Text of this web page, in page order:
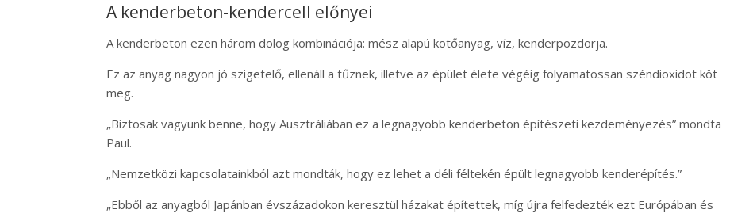
A kenderbeton-kendercell előnyei
A kenderbeton ezen három dolog kombinációja: mész alapú kötőanyag, víz, kenderpozdorja.
Ez az anyag nagyon jó szigetelő, ellenáll a tűznek, illetve az épület élete végéig folyamatossan széndioxidot köt
meg.
„Biztosak vagyunk benne, hogy Ausztráliában ez a legnagyobb kenderbeton építészeti kezdeményezés” mondta
Paul.
„Nemzetközi kapcsolatainkból azt mondták, hogy ez lehet a déli féltekén épült legnagyobb kenderépítés.”
„Ebből az anyagból Japánban évszázadokon keresztül házakat építettek, míg újra felfedezték ezt Európában és